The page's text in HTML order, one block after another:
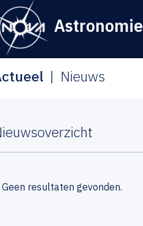
Astronomie
Nieuws
Geen resultaten gevonden.